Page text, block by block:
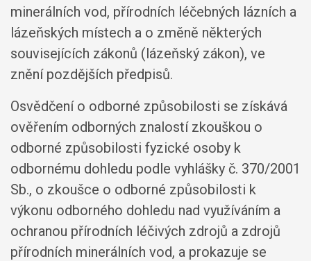
minerálních vod, přírodních léčebných lázních a
lázeňských místech a o změně některých
souvisejících zákonů (lázeňský zákon), ve
znění pozdějších předpisů.
Osvědčení o odborné způsobilosti se získává
ověřením odborných znalostí zkouškou o
odborné způsobilosti fyzické osoby k
odbornému dohledu podle vyhlášky č. 370/2001
Sb., o zkoušce o odborné způsobilosti k
výkonu odborného dohledu nad využíváním a
ochranou přírodních léčivých zdrojů a zdrojů
přírodních minerálních vod, a prokazuje se